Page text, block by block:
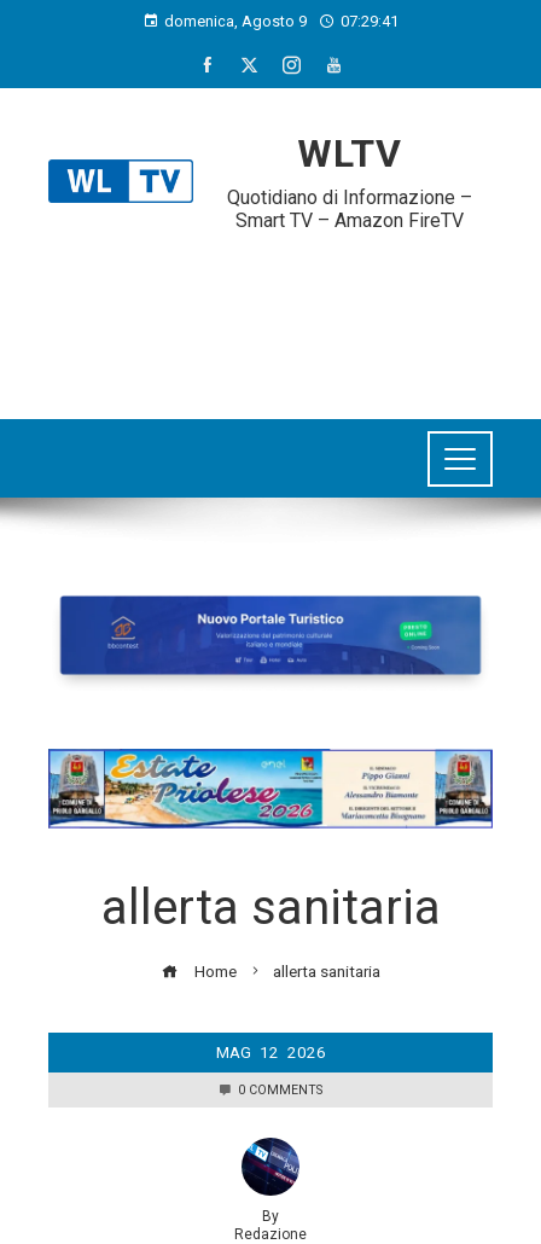
domenica, Agosto 9 07:29:42
WLTV
Quotidiano di Informazione –
Smart TV – Amazon FireTV
allerta sanitaria
Home allerta sanitaria
MAG 12 2026
0 COMMENTS
By
Redazione